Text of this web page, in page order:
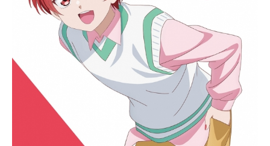
ことか、ダンブルフは諸事情により
幼くも美しい少女の姿になってい
た！ 急変した世界の謎を解き明か
すため、ダンブルフは賢者の弟子ミ
ラを名乗り旅立つのであった。冒険
の果てに待ち受けているものとは―
―。作品名賢者の弟子を名乗る賢者
放送形態TVアニメスケジュール2022
年1月11日（火）～3月29日（火）T
OKYOMX・MBSほか話数全12話キャ
ストミラ：大森日雅ソロモン：村瀬